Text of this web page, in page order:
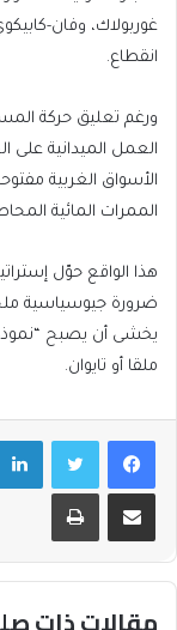
غوربولاك، وفان-
انقطاع.
ورغم تعليق حركة
العمل الميدانية على
الأسواق الغربية
الممرات المائية
هذا الواقع حوّل
ضرورة جيوسياسية
يخشى أن يصبح
ملقا أو تايوان.
فيسبوكتويتر
مشاركة عبر البريد طباعة